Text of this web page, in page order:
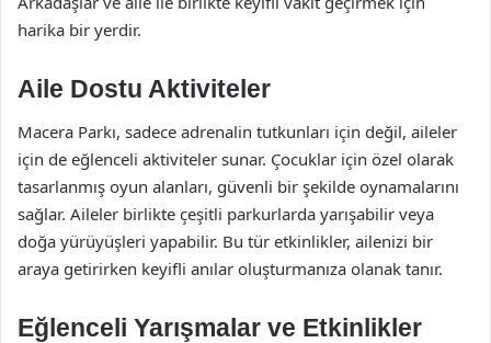
harika bir yerdir.
Aile Dostu Aktiviteler
Macera Parkı, sadece adrenalin tutkunları için değil, aileler
için de eğlenceli aktiviteler sunar. Çocuklar için özel olarak
tasarlanmış oyun alanları, güvenli bir şekilde oynamalarını
sağlar. Aileler birlikte çeşitli parkurlarda yarışabilir veya
doğa yürüyüşleri yapabilir. Bu tür etkinlikler, ailenizi bir
araya getirirken keyifli anılar oluşturmanıza olanak tanır.
Eğlenceli Yarışmalar ve Etkinlikler